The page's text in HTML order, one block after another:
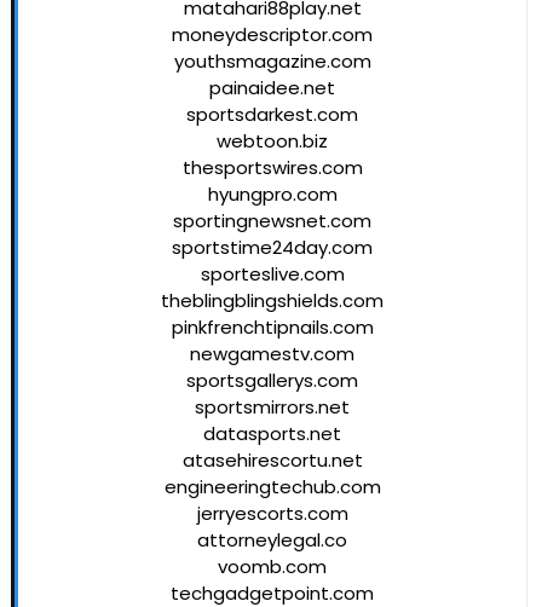
matahari88play.net
moneydescriptor.com
youthsmagazine.com
painaidee.net
sportsdarkest.com
webtoon.biz
thesportswires.com
hyungpro.com
sportingnewsnet.com
sportstime24day.com
sporteslive.com
theblingblingshields.com
pinkfrenchtipnails.com
newgamestv.com
sportsgallerys.com
sportsmirrors.net
datasports.net
atasehirescortu.net
engineeringtechub.com
jerryescorts.com
attorneylegal.co
voomb.com
techgadgetpoint.com